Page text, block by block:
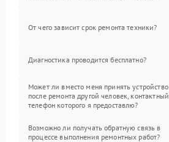
От чего зависит срок ремонта техники?
Диагностика проводится бесплатно?
Может ли вместо меня принять устройство
после ремонта другой человек, контактный
телефон которого я предоставлю?
Возможно ли получать обратную связь в
процессе выполнения ремонтных работ?